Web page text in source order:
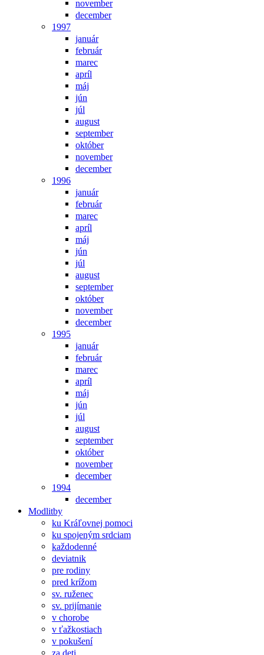
november
december
1997
január
február
marec
apríl
máj
jún
júl
august
september
október
november
december
1996
január
február
marec
apríl
máj
jún
júl
august
september
október
november
december
1995
január
február
marec
apríl
máj
jún
júl
august
september
október
november
december
1994
december
Modlitby
ku Kráľovnej pomoci
ku spojeným srdciam
každodenné
deviatnik
pre rodiny
pred krížom
sv. ruženec
sv. prijímanie
v chorobe
v ťažkostiach
v pokušení